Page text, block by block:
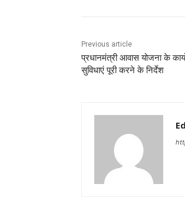
Previous article
प्रधानमंत्री आवास योजना के
सुविधाएं पूरी करने के निर्देश